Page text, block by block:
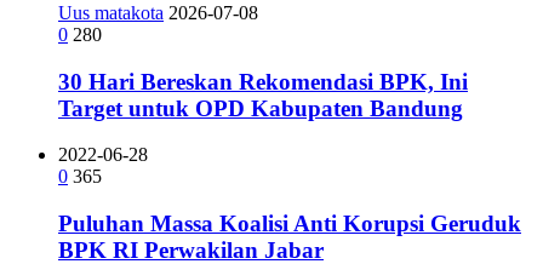
Uus matakota 2026-07-08
0 280
30 Hari Bereskan Rekomendasi BPK, Ini
Target untuk OPD Kabupaten Bandung
2022-06-28
0 365
Puluhan Massa Koalisi Anti Korupsi Geruduk
BPK RI Perwakilan Jabar